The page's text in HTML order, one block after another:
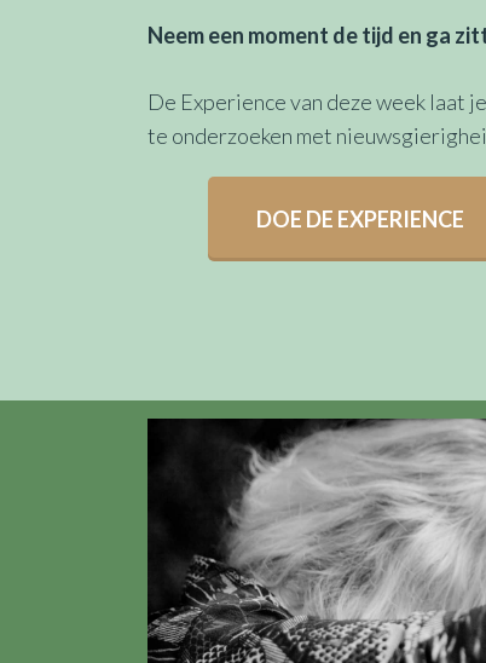
Neem een moment de tijd en ga
De Experience van deze week laat
te onderzoeken met
DOE DE EXPERIENCE